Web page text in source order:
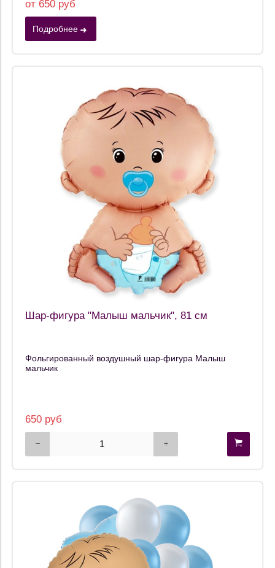
от 650 руб
Подробнее
Шар-фигура "Малыш мальчик", 81 см
Фольгированный воздушный шар-фигура Малыш
мальчик
650 руб